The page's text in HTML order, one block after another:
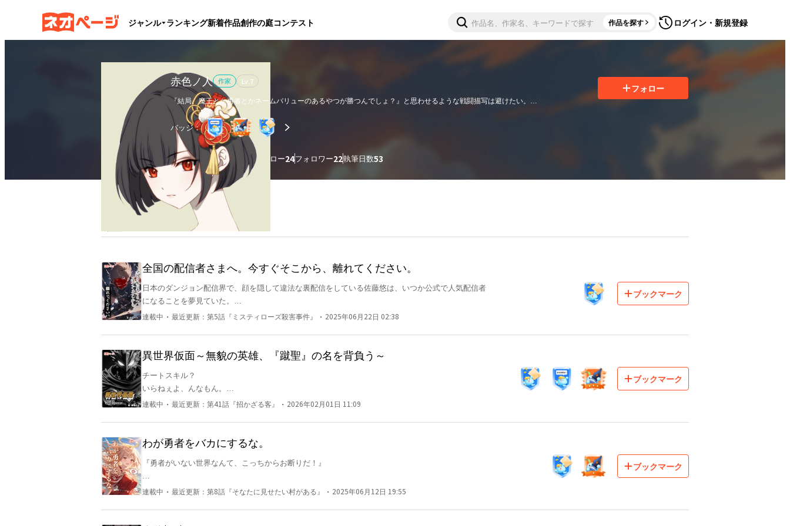
ジャンル ランキング新着作品創作の庭コンテスト 作品を探す ログイン・新規登録
赤色ノ人 作家 Lv. 7
『結局、魔王とか勇者とかネームバリューのあるやつが勝つんでしょ？』と思わせるような戦闘描写は避けたい。
どんな相手にも必ず勝機がある。
綿密な作戦、意外な相性の発見、そして土壇場で訪れる幸運。
そんな要素がいくつも絡み合い、誰も予想しなかった結果が生まれる、そんな戦闘を描きたい。
…のだが、最終的にはそんな小細工すら無駄だったと言わんばかりの、圧倒的なフィジカルで相手を捻り潰したい衝動に駆ら
れるのがワタシです。
バッジ：
作品5執筆文字数19.1万 フォロー24フォロワー22執筆日数53
フォロー
ブックマーク 更新カレンダー
全国の配信者さまへ。今すぐそこから、離れてください。
日本のダンジョン配信界で、顔を隠して違法な裏配信をしている佐藤悠は、いつか公式で人気配信者
になることを夢見ていた。
るのだが、そこで遭遇したのは、国では確認されていない新種のモンスターだった。
モンスターの襲撃を受け、意識を失った悠。
目を覚ますと、そこには衝撃的な現実が待っていた。
―――悠そっくりの『偽物』が、ダンジョン配信者を殺害する映像が拡散されていたのだ。
彼は自身の無実を証明するため、暴走する『偽物』と対峙する。
連載中 ・ 最近更新： 第5話『ミスティローズ殺害事件』 ・ 2025年06月22日 02:38
ブックマーク
異世界仮面～無貌の英雄、『蹴聖』の名を背負う～
チートスキル？
いらねぇよ、んなもん。
だからよ——、
歯ぁ、喰いしばれ。
正義の心1割、巻き込まれ体質9割。
連載中 ・ 最近更新： 第41話『招かざる客』 ・ 2026年02月01日 11:09
ブックマーク
わが勇者をバカにするな。
『勇者がいない世界なんて、こっちからお断りだ！』
魔界で勇者が「推し」とされる時代。
魔王エルギアは、勇者との最終決戦を夢見て、壮大な作戦を練り上げていた。
連載中 ・ 最近更新： 第8話『そなたに見せたい村がある』 ・ 2025年06月12日 19:55
ブックマーク